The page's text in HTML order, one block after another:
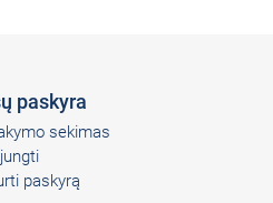
paskyra
sekimas
paskyrą